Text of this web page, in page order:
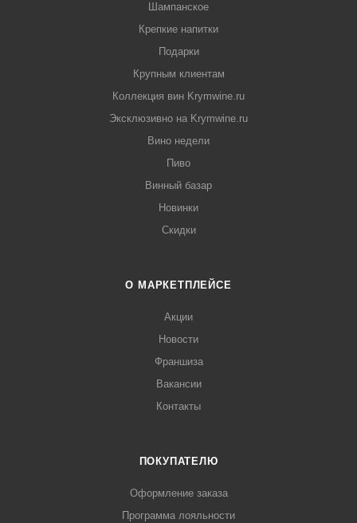
Шампанское
Крепкие напитки
Подарки
Крупным клиентам
Коллекция вин Krymwine.ru
Эксклюзивно на Krymwine.ru
Вино недели
Пиво
Винный базар
Новинки
Скидки
О МАРКЕТПЛЕЙСЕ
Акции
Новости
Франшиза
Вакансии
Контакты
ПОКУПАТЕЛЮ
Оформление заказа
Программа лояльности